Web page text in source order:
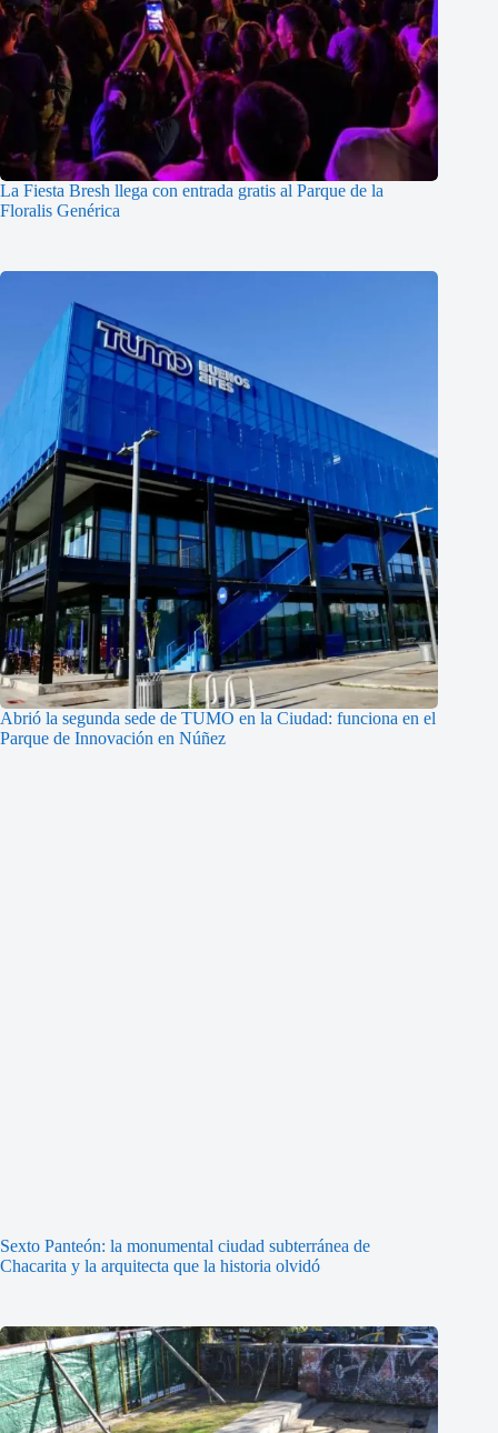
La Fiesta Bresh llega con entrada gratis al Parque de la
Floralis Genérica
Abrió la segunda sede de TUMO en la Ciudad: funciona en el
Parque de Innovación en Núñez
Sexto Panteón: la monumental ciudad subterránea de
Chacarita y la arquitecta que la historia olvidó